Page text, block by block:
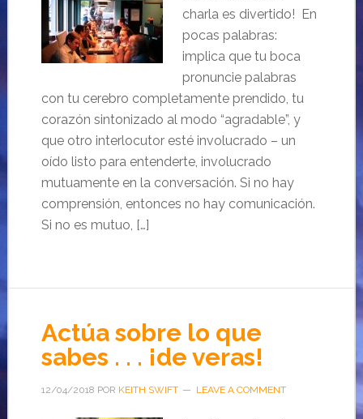
charla es divertido! En
pocas palabras:
implica que tu boca
pronuncie palabras
con tu cerebro completamente prendido, tu
corazón sintonizado al modo “agradable”, y
que otro interlocutor esté involucrado – un
oído listo para entenderte, involucrado
mutuamente en la conversación. Si no hay
comprensión, entonces no hay comunicación.
Si no es mutuo, […]
Actúa sobre lo que
sabes . . . ¡de veras!
12/04/2018 POR KEITH SWIFT LEAVE A COMMENT